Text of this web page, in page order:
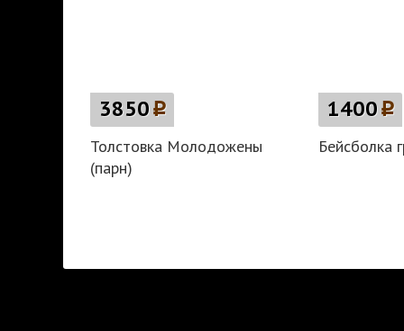
3850p
Толстовка Молодожены
(парн)
1400p
Бейсболка